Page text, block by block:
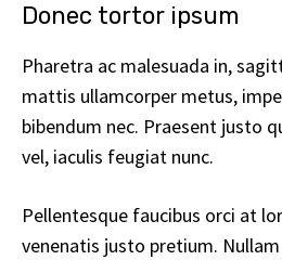
Donec tortor ipsum
Pharetra ac malesuada in,
mattis ullamcorper metus,
bibendum nec. Praesent justo
vel, iaculis feugiat nunc.
Pellentesque faucibus orci at
venenatis justo pretium.